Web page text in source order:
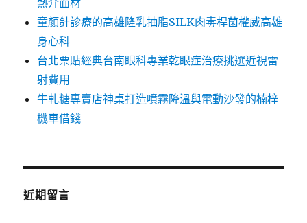
熱介面材
童顏針診療的高雄隆乳抽脂SILK肉毒桿菌權威高雄
身心科
台北票貼經典台南眼科專業乾眼症治療挑選近視雷
射費用
牛軋糖專賣店神桌打造噴霧降溫與電動沙發的楠梓
機車借錢
近期留言